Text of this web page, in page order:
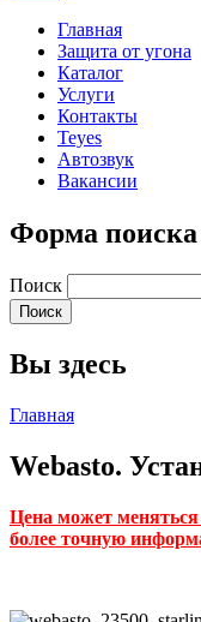
Главная
Защита от угона
Каталог
Услуги
Контакты
Teyes
Автозвук
Вакансии
Форма поиска
Поиск
Вы здесь
Главная
Webasto.
Цена может
более точную